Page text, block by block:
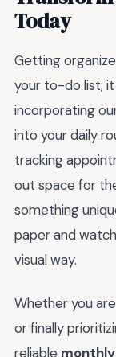
Today
Getting
your to-do list; it
incorporating
into your daily
tracking
out space for
something
paper and
visual way.
Whether you
or finally
reliable